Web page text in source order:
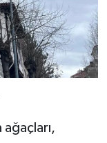
ağaçları,